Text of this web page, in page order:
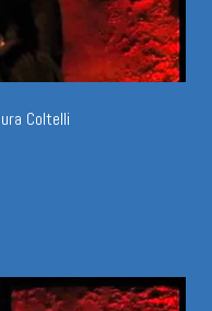
Coltelli